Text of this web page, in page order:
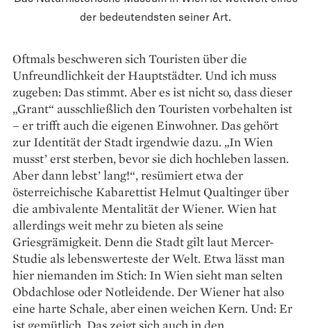
der bedeutendsten seiner Art.
Oftmals beschweren sich Touristen über die
Unfreundlichkeit der Hauptstädter. Und ich muss
zugeben: Das stimmt. Aber es ist nicht so, dass dieser
„Grant“ ausschließlich den Touristen vorbehalten ist
– er trifft auch die eigenen Einwohner. Das gehört
zur Identität der Stadt irgendwie dazu. „In Wien
musst’ erst sterben, bevor sie dich hoch­leben lassen.
Aber dann lebst’ lang!“, resümiert etwa der
österreichische Kabarettist Helmut Qualtinger über
die ambivalente Mentalität der Wiener. Wien hat
allerdings weit mehr zu bieten als seine
Griesgrämigkeit. Denn die Stadt gilt laut Mercer-
Studie als lebenswerteste der Welt. Etwa lässt man
hier niemanden im Stich: In Wien sieht man selten
Obdachlose oder Notleidende. Der Wiener hat also
eine harte Schale, aber einen weichen Kern. Und: Er